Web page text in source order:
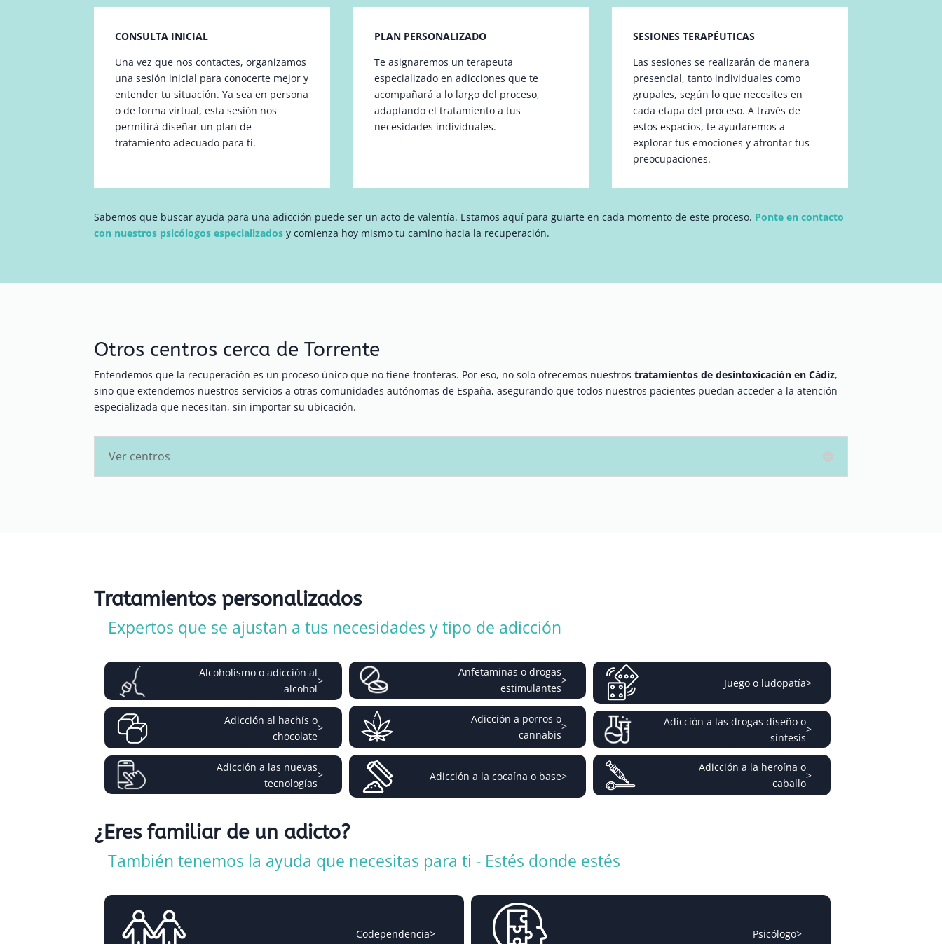
CONSULTA INICIAL
Una vez que nos contactes, organizamos
una sesión inicial para conocerte mejor y
entender tu situación. Ya sea en persona
o de forma virtual, esta sesión nos
permitirá diseñar un plan de
tratamiento adecuado para ti.
PLAN PERSONALIZADO
Te asignaremos un terapeuta
especializado en adicciones que te
acompañará a lo largo del proceso,
adaptando el tratamiento a tus
necesidades individuales.
SESIONES TERAPÉUTICAS
Las sesiones se realizarán de manera
presencial, tanto individuales como
grupales, según lo que necesites en
cada etapa del proceso. A través de
estos espacios, te ayudaremos a
explorar tus emociones y afrontar tus
preocupaciones.
Sabemos que buscar ayuda para una adicción puede ser un acto de valentía. Estamos aquí para guiarte en cada momento de este proceso. Ponte en contacto
con nuestros psicólogos especializados y comienza hoy mismo tu camino hacia la recuperación.
Otros centros cerca de Torrente
Entendemos que la recuperación es un proceso único que no tiene fronteras. Por eso, no solo ofrecemos nuestrostratamientos de desintoxicación en Cádiz,
sino que extendemos nuestros servicios a otras comunidades autónomas de España, asegurando que todos nuestros pacientes puedan acceder a la atención
especializada que necesitan, sin importar su ubicación.
Ver centros
Tratamientos personalizados
Expertos que se ajustan a tus necesidades y tipo de adicción
Alcoholismo o adicción al
alcohol
>
Adicción al hachís o
chocolate
>
Adicción a las nuevas
tecnologías
>
Anfetaminas o drogas
estimulantes
>
Adicción a porros o
cannabis
>
Adicción a la cocaína o base>
Juego o ludopatía>
Adicción a las drogas diseño o
síntesis
>
Adicción a la heroína o
caballo
>
¿Eres familiar de un adicto?
También tenemos la ayuda que necesitas para ti - Estés donde estés
Codependencia> Psicólogo>